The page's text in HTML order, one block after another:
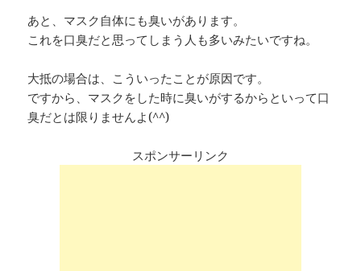
あと、マスク自体にも臭いがあります。
これを口臭だと思ってしまう人も多いみたいですね。
大抵の場合は、こういったことが原因です。
ですから、マスクをした時に臭いがするからといって口
臭だとは限りませんよ(^^)
スポンサーリンク